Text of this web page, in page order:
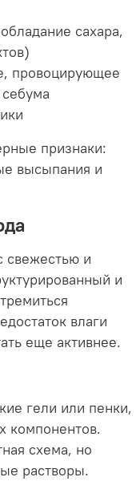
сахара,
провоцирующее
признаки:
высыпания и
свежестью и
и
влаги
еще активнее.
гели или пенки,
компонентов.
схема, но
растворы.